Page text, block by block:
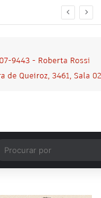
skin